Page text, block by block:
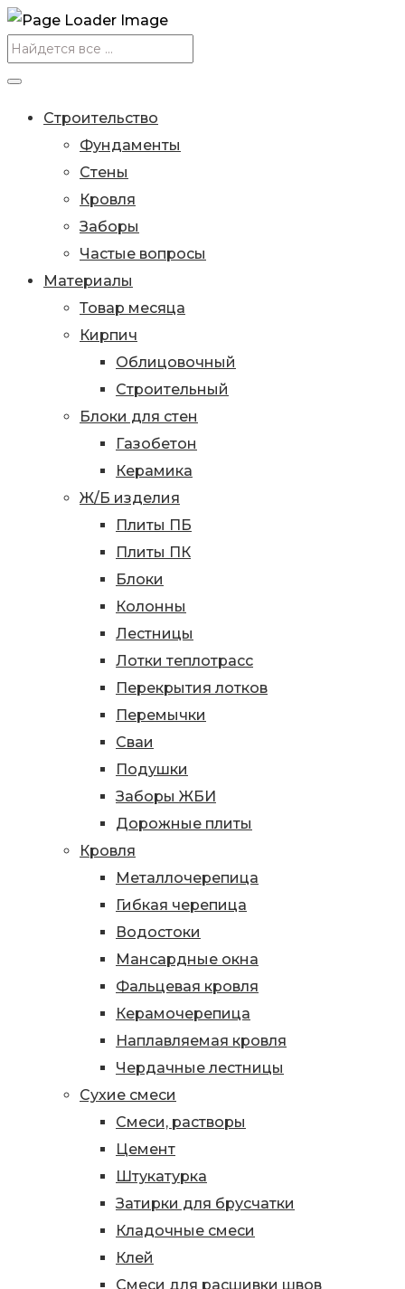
Строительство
Фундаменты
Стены
Кровля
Заборы
Частые вопросы
Материалы
Товар месяца
Кирпич
Облицовочный
Строительный
Блоки для стен
Газобетон
Керамика
Ж/Б изделия
Плиты ПБ
Плиты ПК
Блоки
Колонны
Лестницы
Лотки теплотрасс
Перекрытия лотков
Перемычки
Сваи
Подушки
Заборы ЖБИ
Дорожные плиты
Кровля
Металлочерепица
Гибкая черепица
Водостоки
Мансардные окна
Фальцевая кровля
Керамочерепица
Наплавляемая кровля
Чердачные лестницы
Сухие смеси
Смеси, растворы
Цемент
Штукатурка
Затирки для брусчатки
Кладочные смеси
Клей
Смеси для расшивки швов